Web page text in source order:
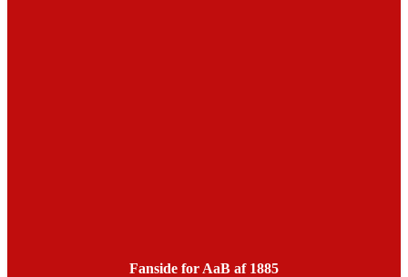
Fanside for AaB af 1885